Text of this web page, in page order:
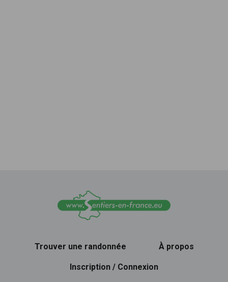
Trouver une randonnée À propos
Inscription / Connexion